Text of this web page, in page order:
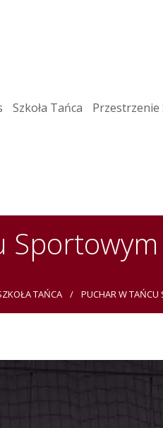
Szkoła Tańca Przestrzenie
TAŃCA PUCHAR W TAŃCU